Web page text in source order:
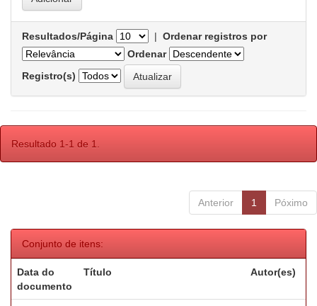
Resultados/Página | Ordenar registros por
Ordenar
Registro(s)
Resultado 1-1 de 1.
Anterior 1 Póximo
Conjunto de itens:
Data do
documento
Título Autor(es)